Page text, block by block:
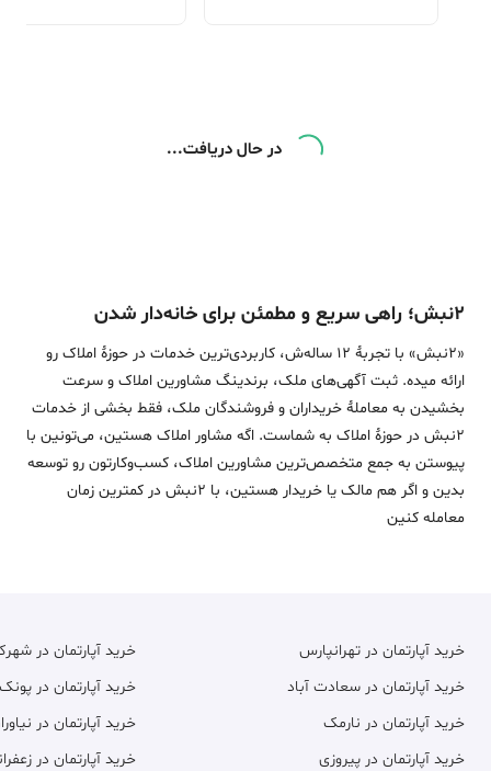
در حال دریافت...
۲نبش؛ راهی سریع و مطمئن برای خانه‌دار شدن
«2نبش» با تجربۀ 12 ساله‌ش، کاربردی‌ترین خدمات در حوزۀ املاک رو
ارائه میده. ثبت آگهی‌های ملک، برندینگ مشاورین املاک و سرعت
بخشیدن به معاملۀ خریداران و فروشندگان ملک، فقط بخشی از خدمات
2نبش در حوزۀ املاک به شماست. اگه مشاور املاک هستین، می‌تونین با
پیوستن به جمع متخصص‌ترین مشاورین املاک، کسب‌وکارتون رو توسعه
بدین و اگر هم مالک یا خریدار هستین، با 2نبش در کمترین زمان
معامله‌ کنین
خرید آپارتمان در تهرانپارس
خرید آپارتمان در سعادت آباد
خرید آپارتمان در نارمک
خرید آپارتمان در پیروزی
خرید آپارتمان در
خرید آپارتمان در
خرید آپارتمان در
خرید آپارتمان در